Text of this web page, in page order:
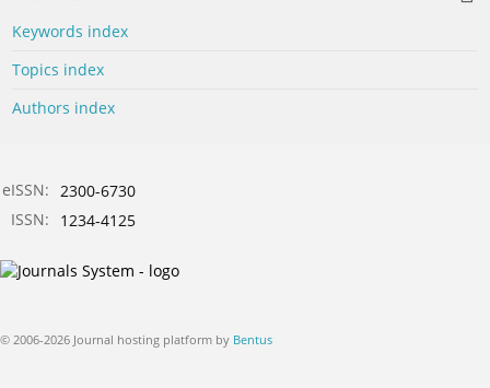
Keywords index
Topics index
Authors index
eISSN: 2300-6730
ISSN:
1234-4125
© 2006-2026 Journal hosting platform by Bentus